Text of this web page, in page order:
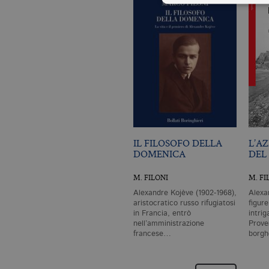
IL FILOSOFO DELLA
DOMENICA
M. FILONI
Alexandre Kojève (1902-1968),
aristocratico russo rifugiatosi
in Francia, entrò
nell’amministrazione
francese…
DEL
M.
I cookie tecnici sono
dell'account. Il sito Web
Garante, i cookie analitici
CookieScriptConsent
_ga
_gid